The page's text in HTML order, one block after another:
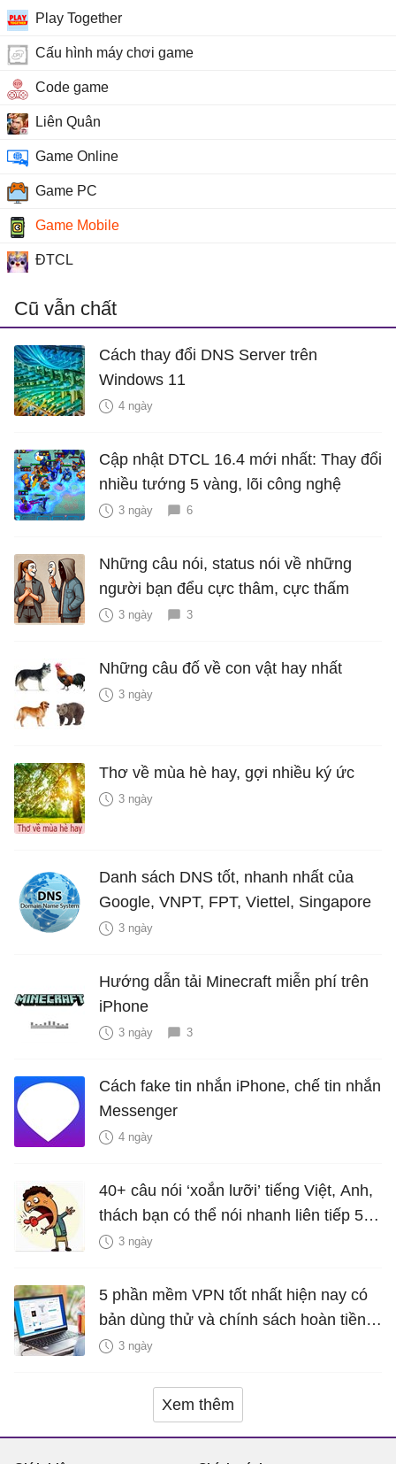
Play Together
Cấu hình máy chơi game
Code game
Liên Quân
Game Online
Game PC
Game Mobile
ĐTCL
Cũ vẫn chất
Cách thay đổi DNS Server trên
Windows 11
4 ngày
Cập nhật DTCL 16.4 mới nhất: Thay đổi
nhiều tướng 5 vàng, lõi công nghệ
3 ngày 6
Những câu nói, status nói về những
người bạn đểu cực thâm, cực thấm
3 ngày 3
Những câu đố về con vật hay nhất
3 ngày
Thơ về mùa hè hay, gợi nhiều ký ức
3 ngày
Danh sách DNS tốt, nhanh nhất của
Google, VNPT, FPT, Viettel, Singapore
3 ngày
Hướng dẫn tải Minecraft miễn phí trên
iPhone
3 ngày 3
Cách fake tin nhắn iPhone, chế tin nhắn
Messenger
4 ngày
40+ câu nói ‘xoắn lưỡi’ tiếng Việt, Anh,
thách bạn có thể nói nhanh liên tiếp 5
lần mà vẫn trôi chảy
3 ngày
5 phần mềm VPN tốt nhất hiện nay có
bản dùng thử và chính sách hoàn tiền
miễn phí
3 ngày
Xem thêm